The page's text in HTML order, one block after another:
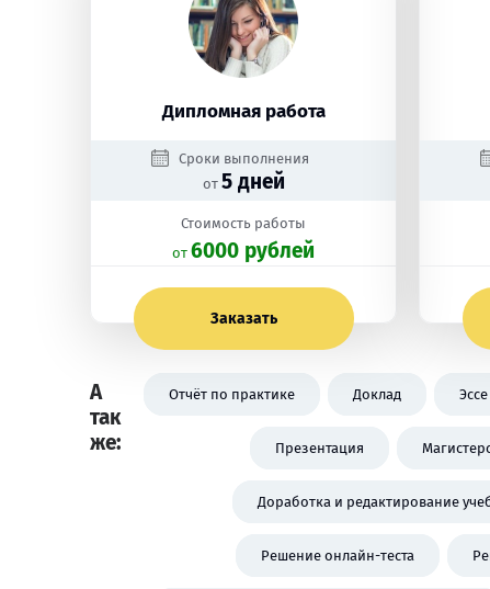
Дипломная работа
Сроки выполнения
от 5 дней
Стоимость работы
oт 6000 рублей
Заказать
А
так
же:
Отчёт по практике Доклад Эссе
Презентация
Доработка и редактирование
Решение онлайн-теста